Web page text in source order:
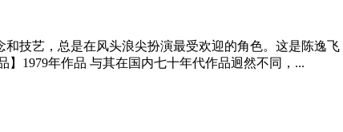
技艺，总是在风头浪尖扮演最受欢迎的角色。这是陈逸
1979年作品 与其在国内七十年代作品迥然不同，...